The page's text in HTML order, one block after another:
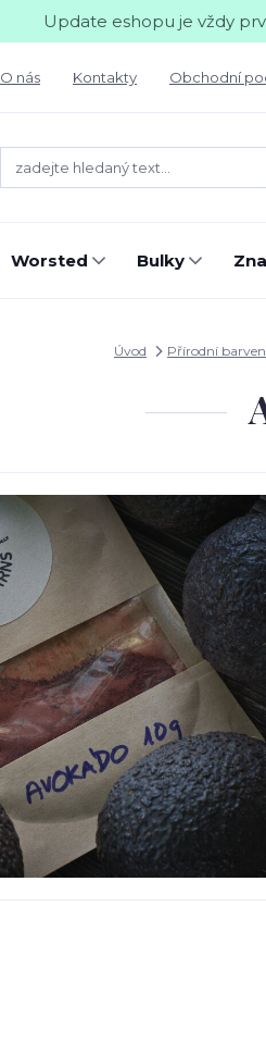
Update eshopu je vždy
O nás Kontakty Obchodní
Worsted Bulky
Úvod Přírodní